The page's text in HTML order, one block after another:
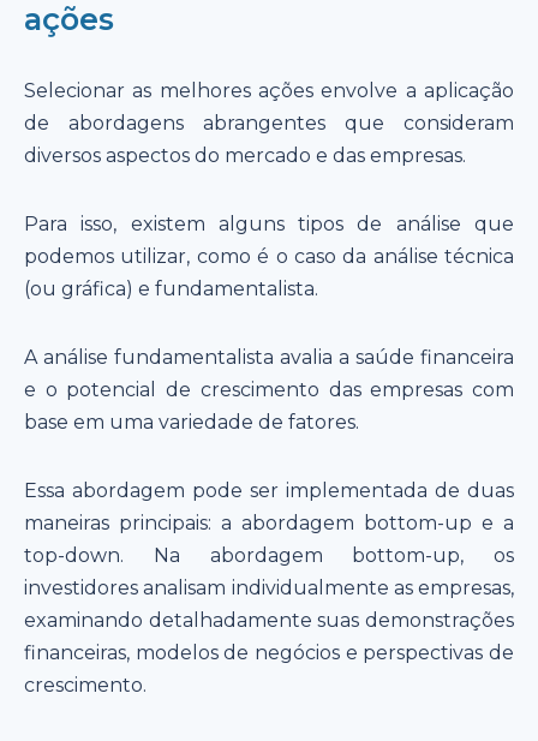
ações
Selecionar as melhores ações envolve a aplicação
de abordagens abrangentes que consideram
diversos aspectos do mercado e das empresas.
Para isso, existem alguns tipos de análise que
podemos utilizar, como é o caso da análise técnica
(ou gráfica) e fundamentalista.
A análise fundamentalista avalia a saúde financeira
e o potencial de crescimento das empresas com
base em uma variedade de fatores.
Essa abordagem pode ser implementada de duas
maneiras principais: a abordagem bottom-up e a
top-down. Na abordagem bottom-up, os
investidores analisam individualmente as empresas,
examinando detalhadamente suas demonstrações
financeiras, modelos de negócios e perspectivas de
crescimento.